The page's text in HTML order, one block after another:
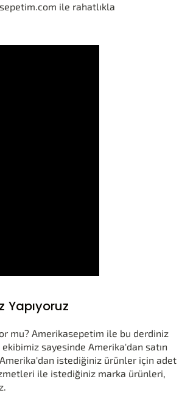
ile rahatlıkla
Yapıyoruz
mu? Amerikasepetim ile bu derdiniz
sayesinde Amerika'dan satın
Amerika'dan istediğiniz ürünler için adet
ile istediğiniz marka ürünleri,